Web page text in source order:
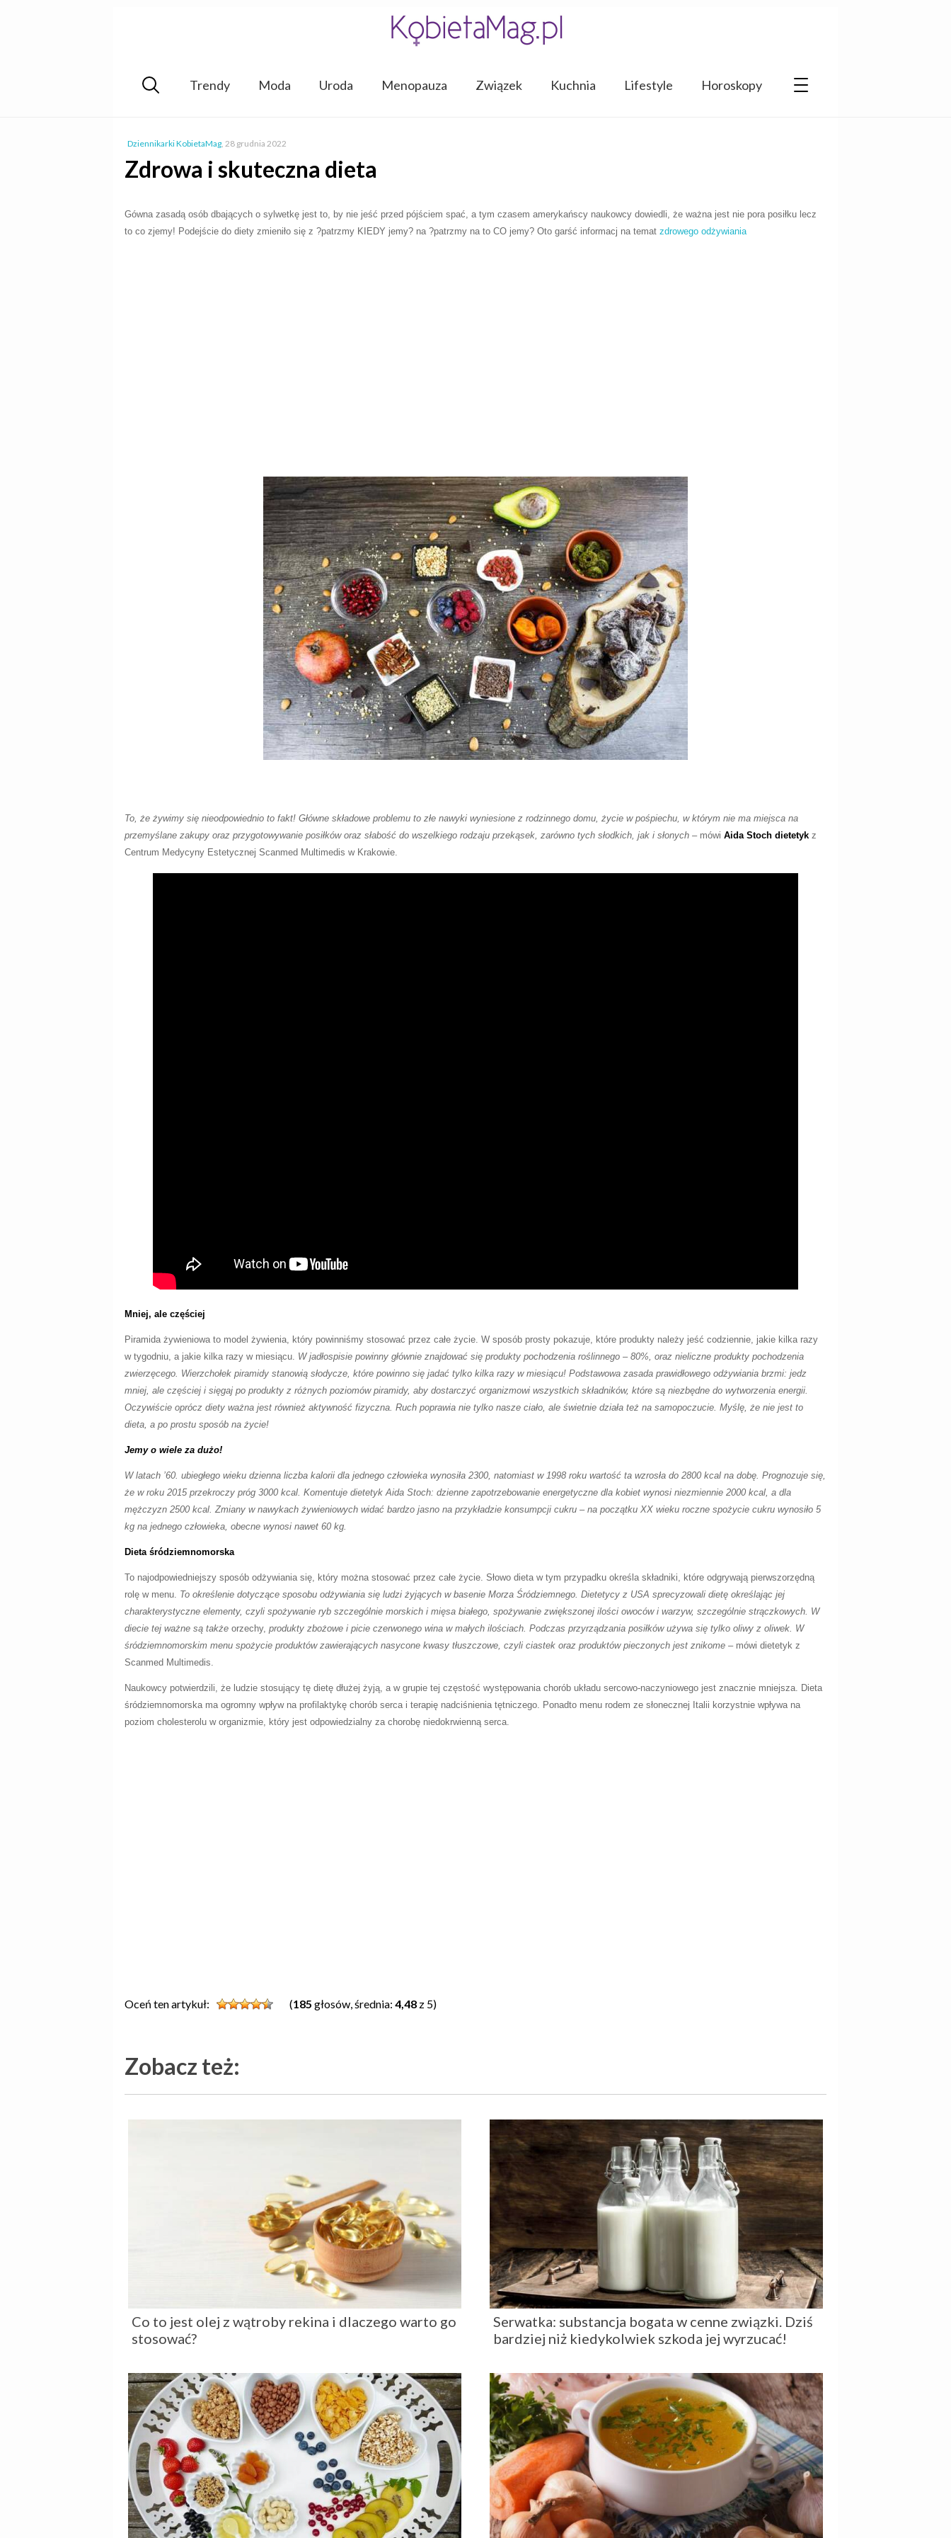
Trendy Moda Uroda Menopauza Związek Kuchnia Lifestyle Horoskopy
Dziennikarki KobietaMag, 28 grudnia 2022
Zdrowa i skuteczna dieta
Gówna zasadą osób dbających o sylwetkę jest to, by nie jeść przed pójściem spać, a tym czasem amerykańscy naukowcy dowiedli, że ważna jest nie pora posiłku lecz
to co zjemy! Podejście do diety zmieniło się z ?patrzmy KIEDY jemy? na ?patrzmy na to CO jemy? Oto garść informacj na temat zdrowego odżywiania
To, że żywimy się nieodpowiednio to fakt! Główne składowe problemu to złe nawyki wyniesione z rodzinnego domu, życie w pośpiechu, w którym nie ma miejsca na
przemyślane zakupy oraz przygotowywanie posiłków oraz słabość do wszelkiego rodzaju przekąsek, zarówno tych słodkich, jak i słonych – mówi Aida Stoch dietetyk z
Centrum Medycyny Estetycznej Scanmed Multimedis w Krakowie.
Mniej, ale częściej
Piramida żywieniowa to model żywienia, który powinniśmy stosować przez całe życie. W sposób prosty pokazuje, które produkty należy jeść codziennie, jakie kilka razy
w tygodniu, a jakie kilka razy w miesiącu. W jadłospisie powinny głównie znajdować się produkty pochodzenia roślinnego – 80%, oraz nieliczne produkty pochodzenia
zwierzęcego. Wierzchołek piramidy stanowią słodycze, które powinno się jadać tylko kilka razy w miesiącu! Podstawowa zasada prawidłowego odżywiania brzmi: jedz
mniej, ale częściej i sięgaj po produkty z różnych poziomów piramidy, aby dostarczyć organizmowi wszystkich składników, które są niezbędne do wytworzenia energii.
Oczywiście oprócz diety ważna jest również aktywność fizyczna. Ruch poprawia nie tylko nasze ciało, ale świetnie działa też na samopoczucie. Myślę, że nie jest to
dieta, a po prostu sposób na życie!
Jemy o wiele za dużo!
W latach ’60. ubiegłego wieku dzienna liczba kalorii dla jednego człowieka wynosiła 2300, natomiast w 1998 roku wartość ta wzrosła do 2800 kcal na dobę. Prognozuje się,
że w roku 2015 przekroczy próg 3000 kcal. Komentuje dietetyk Aida Stoch: dzienne zapotrzebowanie energetyczne dla kobiet wynosi niezmiennie 2000 kcal, a dla
mężczyzn 2500 kcal. Zmiany w nawykach żywieniowych widać bardzo jasno na przykładzie konsumpcji cukru – na początku XX wieku roczne spożycie cukru wynosiło 5
kg na jednego człowieka, obecne wynosi nawet 60 kg.
Dieta śródziemnomorska
To najodpowiedniejszy sposób odżywiania się, który można stosować przez całe życie. Słowo dieta w tym przypadku określa składniki, które odgrywają pierwszorzędną
rolę w menu. To określenie dotyczące sposobu odżywiania się ludzi żyjących w basenie Morza Śródziemnego. Dietetycy z USA sprecyzowali dietę określając jej
charakterystyczne elementy, czyli spożywanie ryb szczególnie morskich i mięsa białego, spożywanie zwiększonej ilości owoców i warzyw, szczególnie strączkowych. W
diecie tej ważne są także orzechy, produkty zbożowe i picie czerwonego wina w małych ilościach. Podczas przyrządzania posiłków używa się tylko oliwy z oliwek. W
śródziemnomorskim menu spożycie produktów zawierających nasycone kwasy tłuszczowe, czyli ciastek oraz produktów pieczonych jest znikome – mówi dietetyk z
Scanmed Multimedis.
Naukowcy potwierdzili, że ludzie stosujący tę dietę dłużej żyją, a w grupie tej częstość występowania chorób układu sercowo-naczyniowego jest znacznie mniejsza. Dieta
śródziemnomorska ma ogromny wpływ na profilaktykę chorób serca i terapię nadciśnienia tętniczego. Ponadto menu rodem ze słonecznej Italii korzystnie wpływa na
poziom cholesterolu w organizmie, który jest odpowiedzialny za chorobę niedokrwienną serca.
Oceń ten artykuł: (185 głosów, średnia: 4,48 z 5)
Zobacz też:
Co to jest olej z wątroby rekina i dlaczego warto go
stosować?
Serwatka: substancja bogata w cenne związki. Dziś
bardziej niż kiedykolwiek szkoda jej wyrzucać!